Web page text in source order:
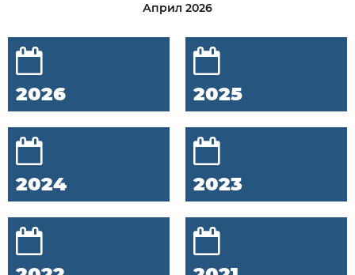
Април 2026
2026 2025
2024 2023